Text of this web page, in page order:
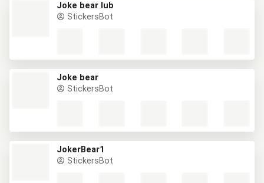
Joke bear lub
StickersBot
Joke bear
StickersBot
JokerBear1
StickersBot